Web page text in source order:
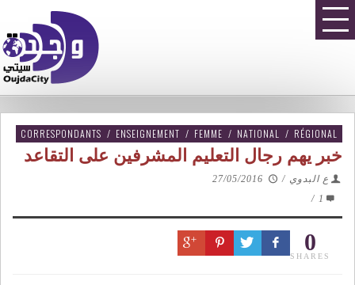
CORRESPONDANTS / ENSEIGNEMENT / FEMME / NATIONAL / RÉGIONAL
خبر يهم رجال التعليم المشرفين على التقاعد
ع البدوي /
27/05/2016
1
/
0
SHARES